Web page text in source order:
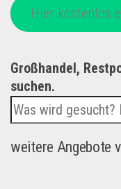
Hier kostenlos
Großhandel,
suchen.
weitere Angebote